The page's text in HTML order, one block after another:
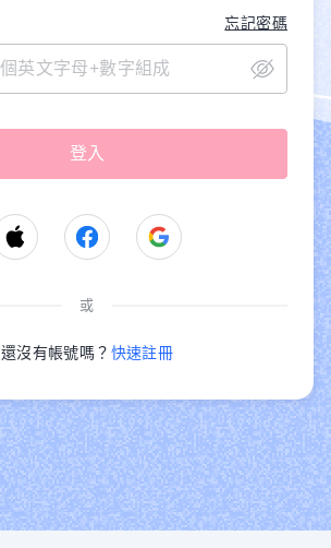
忘記密碼
或
還沒有帳號嗎？ 快速註冊